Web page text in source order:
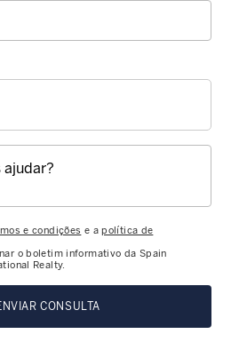
e condições e apolítica de
o boletim informativo da Spain
Realty.
CONSULTA